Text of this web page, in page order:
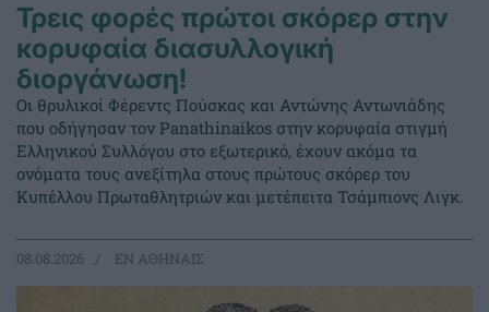
Τρεις φορές πρώτοι σκόρερ στην
κορυφαία διασυλλογική
διοργάνωση!
Οι θρυλικοί Φέρεντς Πούσκας και Αντώνης Αντωνιάδης
που οδήγησαν τον Panathinaikos στην κορυφαία στιγμή
Ελληνικού Συλλόγου στο εξωτερικό, έχουν ακόμα τα
ονόματα τους ανεξίτηλα στους πρώτους σκόρερ του
Κυπέλλου Πρωταθλητριών και μετέπειτα Τσάμπιονς Λιγκ.
08.08.2026 EΝ ΑΘΗΝΑΙΣ